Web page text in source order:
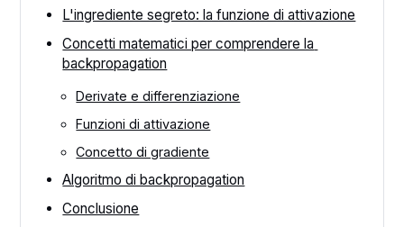
L'ingrediente segreto: la funzione di attivazione
Concetti matematici per comprendere la
backpropagation
Derivate e differenziazione
Funzioni di attivazione
Concetto di gradiente
Algoritmo di backpropagation
Conclusione